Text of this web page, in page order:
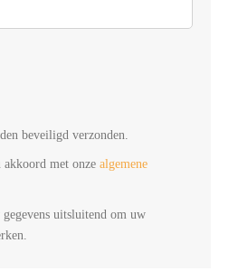
beveiligd verzonden.
met onze algemene
uitsluitend om uw